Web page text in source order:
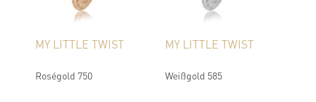
MY LITTLE TWIST
Roségold 750
MY LITTLE TWIST
Weißgold 585